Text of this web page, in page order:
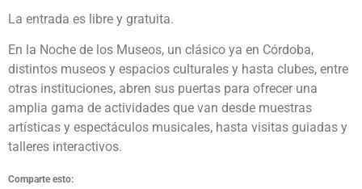
La entrada es libre y gratuita.
En la Noche de los Museos, un clásico ya en Córdoba,
distintos museos y espacios culturales y hasta clubes, entre
otras instituciones, abren sus puertas para ofrecer una
amplia gama de actividades que van desde muestras
artísticas y espectáculos musicales, hasta visitas guiadas y
talleres interactivos.
Comparte esto: